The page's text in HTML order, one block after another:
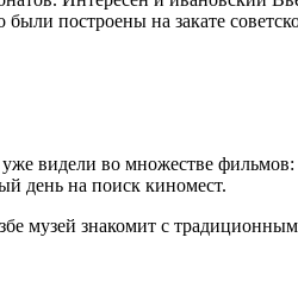
построены на закате
видели во множестве фильмов:
день на поиск киномест.
музей знакомит с